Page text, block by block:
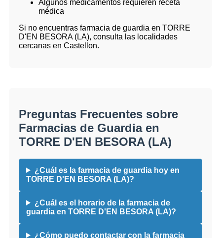
Algunos medicamentos requieren receta
médica
Si no encuentras farmacia de guardia en TORRE
D'EN BESORA (LA), consulta las localidades
cercanas en Castellon.
Preguntas Frecuentes sobre
Farmacias de Guardia en
TORRE D'EN BESORA (LA)
¿Cuál es la farmacia de guardia hoy en
TORRE D'EN BESORA (LA)?
¿Cuál es el horario de la farmacia de
guardia en TORRE D'EN BESORA (LA)?
¿Cómo puedo contactar con la farmacia